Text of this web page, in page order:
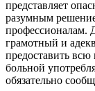
представляет
разумным
профессионалам.
грамотный и
предоставить
больной
обязательно